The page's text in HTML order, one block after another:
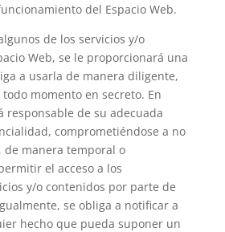
del Espacio Web.
de los servicios y/o
Web, se le proporcionará una
a usarla de manera diligente,
momento en secreto. En
responsable de su adecuada
comprometiéndose a no
de manera temporal o
el acceso a los
y/o contenidos por parte de
se obliga a notificar a
hecho que pueda suponer un